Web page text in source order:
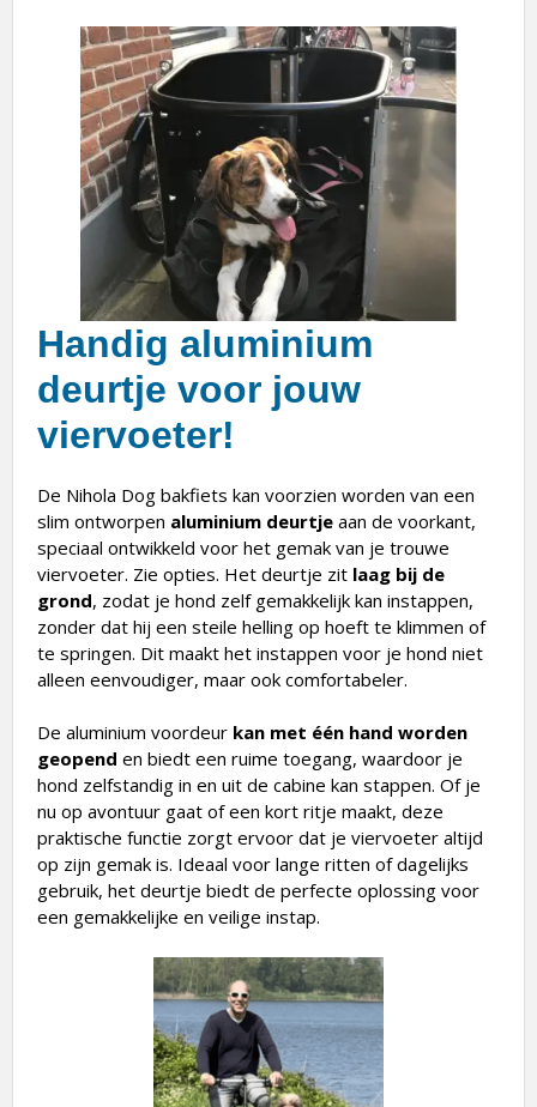
Handig aluminium
deurtje voor jouw
viervoeter!
De Nihola Dog bakfiets kan voorzien worden van een
slim ontworpen aluminium deurtje aan de voorkant,
speciaal ontwikkeld voor het gemak van je trouwe
viervoeter. Zie opties. Het deurtje zit laag bij de
grond, zodat je hond zelf gemakkelijk kan instappen,
zonder dat hij een steile helling op hoeft te klimmen of
te springen. Dit maakt het instappen voor je hond niet
alleen eenvoudiger, maar ook comfortabeler.
De aluminium voordeur kan met één hand worden
geopend en biedt een ruime toegang, waardoor je
hond zelfstandig in en uit de cabine kan stappen. Of je
nu op avontuur gaat of een kort ritje maakt, deze
praktische functie zorgt ervoor dat je viervoeter altijd
op zijn gemak is. Ideaal voor lange ritten of dagelijks
gebruik, het deurtje biedt de perfecte oplossing voor
een gemakkelijke en veilige instap.